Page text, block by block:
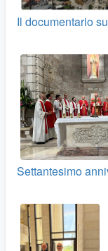
Il documentario
Settantesimo